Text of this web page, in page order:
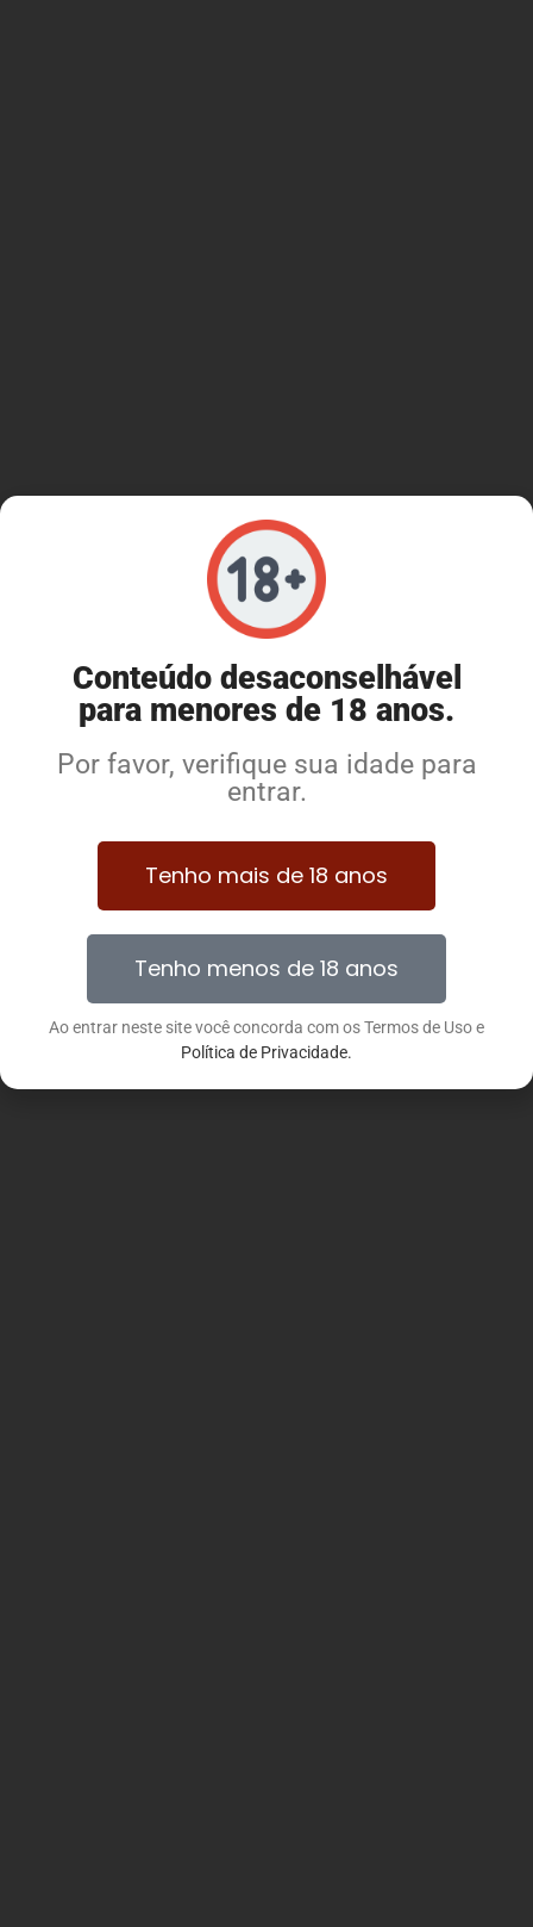
Conteúdo desaconselhável
para menores de 18 anos.
Por favor, verifique sua idade para
entrar.
Tenho mais de 18 anos
Tenho menos de 18 anos
Ao entrar neste site você concorda com os Termos de Uso e
Política de Privacidade.